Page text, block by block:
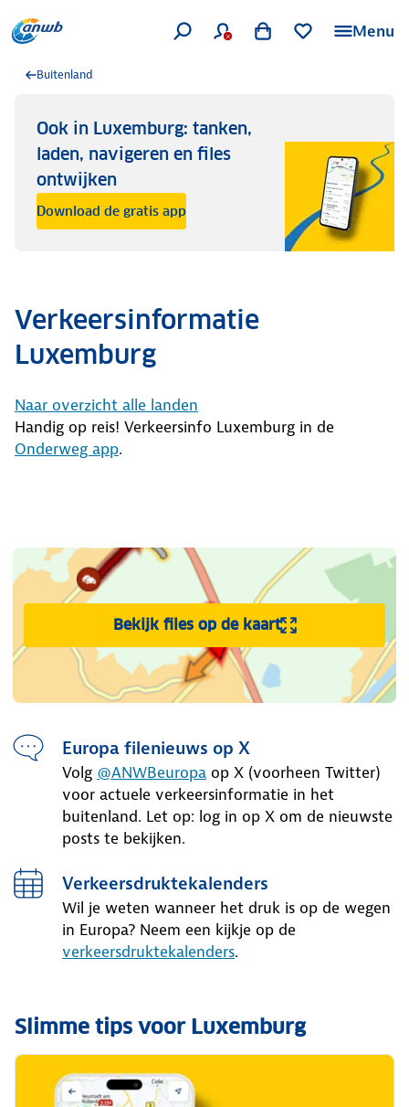
Menu
Buitenland
Ook in Luxemburg: tanken,
laden, navigeren en files
ontwijken
Download de gratis app
Verkeersinformatie
Luxemburg
Naar overzicht alle landen
Handig op reis! Verkeersinfo Luxemburg in de
Onderweg app.
Bekijk files op de kaart
Europa filenieuws op X
Volg @ANWBeuropa op X (voorheen Twitter)
voor actuele verkeersinformatie in het
buitenland. Let op: log in op X om de nieuwste
posts te bekijken.
Verkeersdruktekalenders
Wil je weten wanneer het druk is op de wegen
in Europa? Neem een kijkje op de
verkeersdruktekalenders.
Slimme tips voor Luxemburg